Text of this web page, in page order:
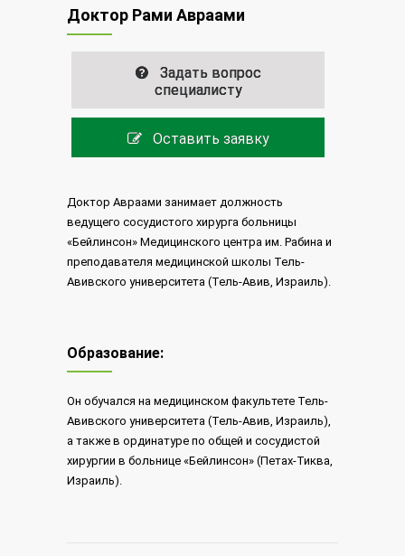
Доктор Рами Авраами
Задать вопрос
специалисту
Оставить заявку
Доктор Авраами занимает должность
ведущего сосудистого хирурга больницы
«Бейлинсон» Медицинского центра им. Рабина и
преподавателя медицинской школы Тель-
Авивского университета (Тель-Авив, Израиль).
Образование:
Он обучался на медицинском факультете Тель-
Авивского университета (Тель-Авив, Израиль),
а также в ординатуре по общей и сосудистой
хирургии в больнице «Бейлинсон» (Петах-Тиква,
Израиль).